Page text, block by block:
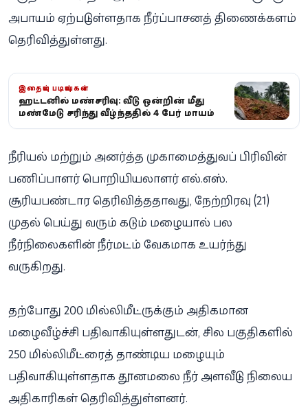
அபாயம் ஏற்பட்டுள்ளதாக நீர்ப்பாசனத் திணைக்களம்
தெரிவித்துள்ளது.
இதையும் படியுங்கள்
ஹட்டனில் மண்சரிவு: வீடு ஒன்றின் மீது
மண்மேடு சரிந்து வீழ்ந்ததில் 4 பேர் மாயம்
நீரியல் மற்றும் அனர்த்த முகாமைத்துவப் பிரிவின்
பணிப்பாளர் பொறியியலாளர் எல்.எஸ்.
சூரியபண்டார தெரிவித்ததாவது, நேற்றிரவு (21)
முதல் பெய்து வரும் கடும் மழையால் பல
நீர்நிலைகளின் நீர்மட்டம் வேகமாக உயர்ந்து
வருகிறது.
தற்போது 200 மில்லிமீட்டருக்கும் அதிகமான
மழைவீழ்ச்சி பதிவாகியுள்ளதுடன், சில பகுதிகளில்
250 மில்லிமீட்டரைத் தாண்டிய மழையும்
பதிவாகியுள்ளதாக தூனமலை நீர் அளவீட்டு நிலைய
அதிகாரிகள் தெரிவித்துள்ளனர்.